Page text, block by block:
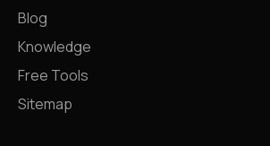
Blog
Knowledge
Free Tools
Sitemap